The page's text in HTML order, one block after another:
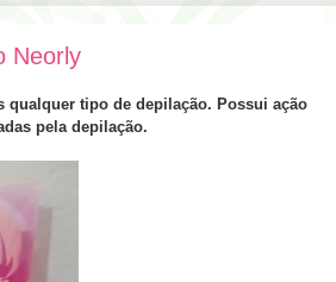
Neorly
tipo de depilação. Possui ação
pela depilação.